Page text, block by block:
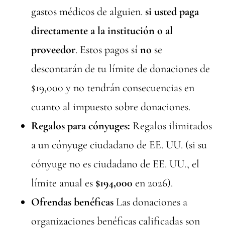
gastos médicos de alguien. si usted paga
directamente a la institución o al
proveedor. Estos pagos síno se
descontarán de tu límite de donaciones de
$19,000 y no tendrán consecuencias en
cuanto al impuesto sobre donaciones.
Regalos para cónyuges: Regalos ilimitados
a un cónyuge ciudadano de EE. UU. (si su
cónyuge no es ciudadano de EE. UU., el
límite anual es $194,000 en 2026).
Ofrendas benéficas Las donaciones a
organizaciones benéficas calificadas son